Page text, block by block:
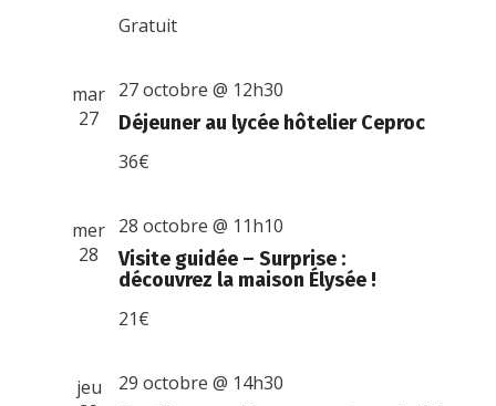
Gratuit
mar
27
Déjeuner au lycée hôtelier Ceproc
27 octobre @ 12h30
36€
mer
28
Visite guidée – Surprise :
découvrez la maison Élysée !
28 octobre @ 11h10
21€
jeu
29 octobre @ 14h30